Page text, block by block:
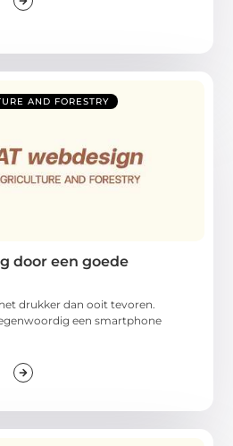
AND FORESTRY
door een goede
drukker dan ooit tevoren.
een smartphone